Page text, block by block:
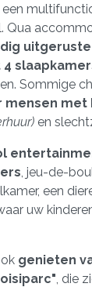
een
Qua
Sommige
mensen
en
, jeu-de-
een
uw
genieten
, die